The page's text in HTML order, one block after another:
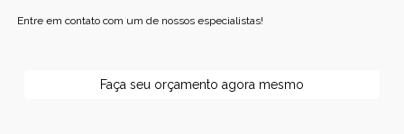
Entre em contato com um de nossos especialistas!
Faça seu orçamento agora mesmo